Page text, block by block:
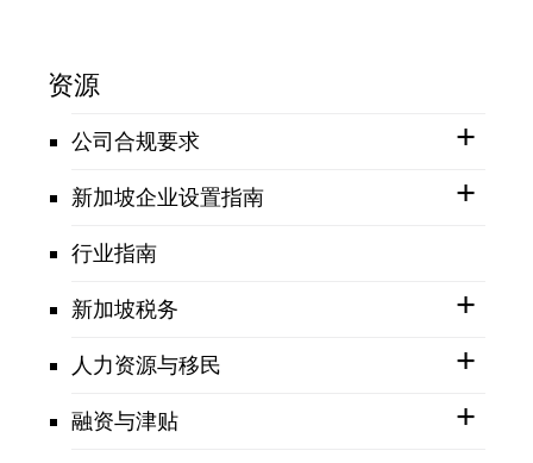
资源
公司合规要求
新加坡企业设置指南
行业指南
新加坡税务
人力资源与移民
融资与津贴